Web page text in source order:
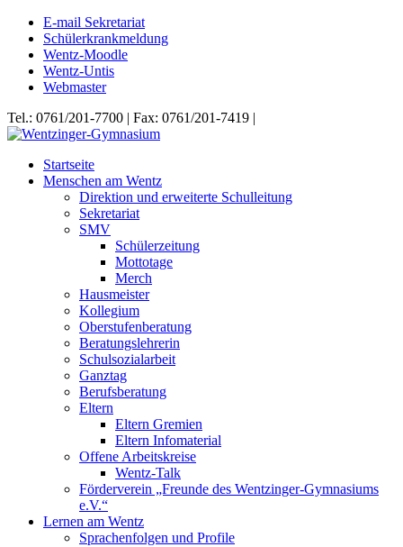
E-mail Sekretariat
Schülerkrankmeldung
Wentz-Moodle
Wentz-Untis
Webmaster
Tel.: 0761/201-7700 | Fax: 0761/201-7419 |
Startseite
Menschen am Wentz
Direktion und erweiterte Schulleitung
Sekretariat
SMV
Schülerzeitung
Mottotage
Merch
Hausmeister
Kollegium
Oberstufenberatung
Beratungslehrerin
Schulsozialarbeit
Ganztag
Berufsberatung
Eltern
Eltern Gremien
Eltern Infomaterial
Offene Arbeitskreise
Wentz-Talk
Förderverein „Freunde des Wentzinger-Gymnasiums
e.V.“
Lernen am Wentz
Sprachenfolgen und Profile